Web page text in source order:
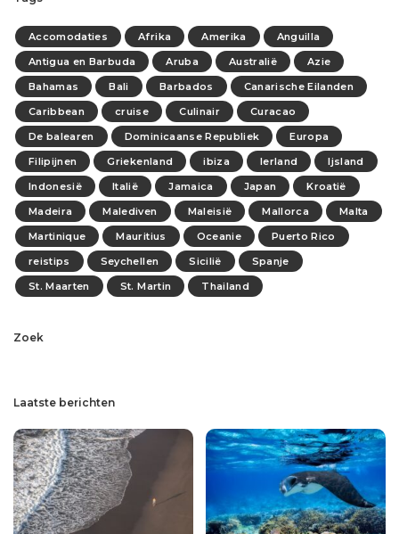
Accomodaties Afrika Amerika
Anguilla
Antigua en Barbuda
Aruba Australië
Azie
Bahamas
Bali Barbados
Canarische Eilanden
Caribbean
cruise Culinair
Curacao
De balearen
Dominicaanse Republiek
Europa
Filipijnen
Griekenland ibiza Ierland
Ijsland
Indonesië
Italië Jamaica Japan
Kroatië
Madeira
Malediven Maleisië Mallorca
Malta
Martinique
Mauritius Oceanie
Puerto Rico
reistips
Seychellen Sicilië
Spanje
St. Maarten
St. Martin Thailand
Zoek
Laatste berichten